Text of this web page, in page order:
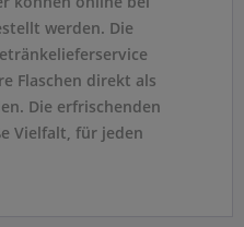
werden. Die
Flaschen direkt als
Die erfrischenden
Vielfalt, für jeden